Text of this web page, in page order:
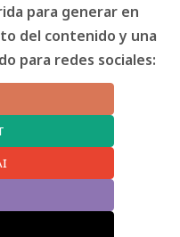
para generar en
del contenido y una
para redes sociales: